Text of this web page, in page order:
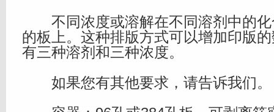
不同浓度或溶解在不同溶剂中的化
的板上。这种排版方式可以增加印版
有三种溶剂和三种浓度。
如果您有其他要求，请告诉我们。